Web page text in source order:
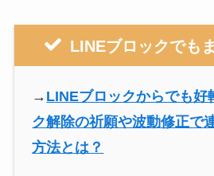
LINEブロックでも
→ LINEブロックからでも好
ク解除の祈願や波動修正で
方法とは？